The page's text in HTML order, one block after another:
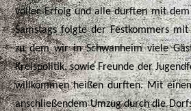
voller Erfolg und alle durften mit
Samstags folgte der Festkommers mit
zu dem wir in Schwanheim viele
Kreispolitik, sowie Freunde der
willkommen heißen durften. Mit
anschließendem Umzug durch die